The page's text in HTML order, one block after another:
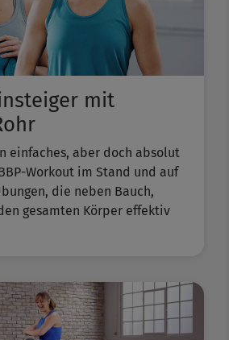
mit
einfaches, aber doch absolut
Workout im Stand und auf
die neben Bauch,
gesamten Körper effektiv